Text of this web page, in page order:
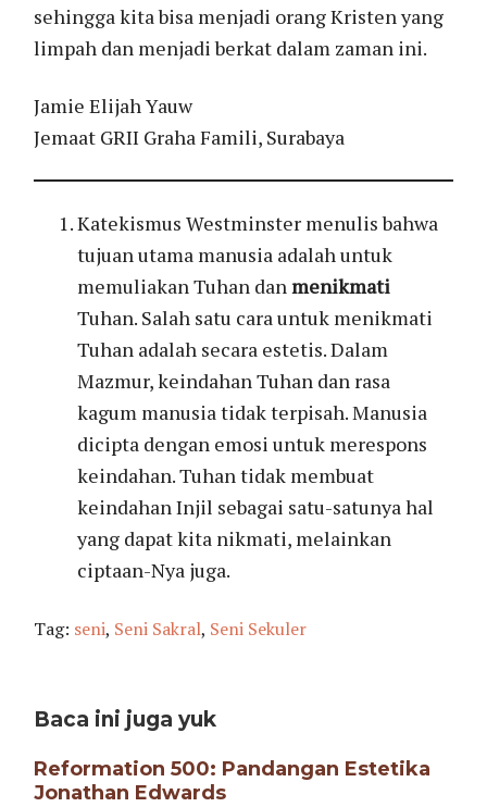
sehingga kita bisa menjadi orang Kristen yang
limpah dan menjadi berkat dalam zaman ini.
Jamie Elijah Yauw
Jemaat GRII Graha Famili, Surabaya
Katekismus Westminster menulis bahwa
tujuan utama manusia adalah untuk
memuliakan Tuhan danmenikmati
Tuhan. Salah satu cara untuk menikmati
Tuhan adalah secara estetis. Dalam
Mazmur, keindahan Tuhan dan rasa
kagum manusia tidak terpisah. Manusia
dicipta dengan emosi untuk merespons
keindahan. Tuhan tidak membuat
keindahan Injil sebagai satu-satunya hal
yang dapat kita nikmati, melainkan
ciptaan-Nya juga.
Tag: seni, Seni Sakral, Seni Sekuler
Baca ini juga yuk
Reformation 500: Pandangan Estetika
Jonathan Edwards